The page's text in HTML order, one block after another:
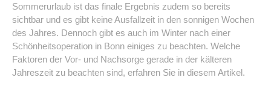
Sommerurlaub ist das finale Ergebnis zudem so bereits
sichtbar und es gibt keine Ausfallzeit in den sonnigen Wochen
des Jahres. Dennoch gibt es auch im Winter nach einer
Schönheitsoperation in Bonn einiges zu beachten. Welche
Faktoren der Vor- und Nachsorge gerade in der kälteren
Jahreszeit zu beachten sind, erfahren Sie in diesem Artikel.